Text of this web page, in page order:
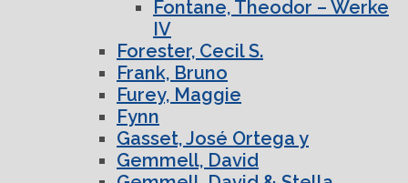
Fontane, Theodor – Werke
IV
Forester, Cecil S.
Frank, Bruno
Furey, Maggie
Fynn
Gasset, José Ortega y
Gemmell, David